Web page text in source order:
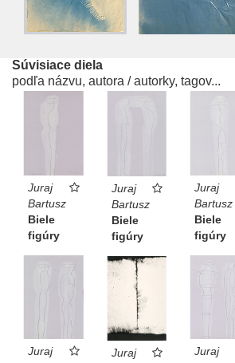
Súvisiace diela
podľa názvu, autora / autorky, tagov...
Juraj
Bartusz
Biele
figúry
Juraj
Bartusz
Biele
figúry
Juraj
Bartusz
Biele
figúry
Juraj
Juraj
Juraj